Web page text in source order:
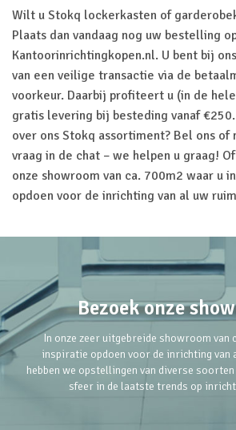
Wilt u Stokq lockerkasten of
Plaats dan vandaag nog uw bestelling
Kantoorinrichtingkopen.nl. U bent bij
van een veilige transactie via de
voorkeur. Daarbij profiteert u (in de
gratis levering bij besteding vanaf
over ons Stokq assortiment? Bel ons of
vraag in de chat – we helpen u graag!
onze showroom van ca. 700m2 waar u
opdoen voor de inrichting van al uw
Bezoek onze
In onze zeer uitgebreide showroom van
inspiratie opdoen voor de inrichting
hebben we opstellingen van diverse
sfeer in de laatste trends op